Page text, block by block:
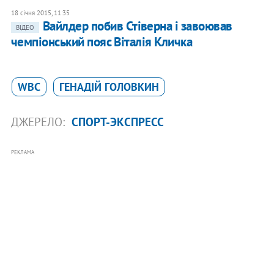
18 січня 2015, 11:35
ВІДЕО
Вайлдер побив Стіверна і завоював
чемпіонський пояс Віталія Кличка
WBC ГЕНАДІЙ ГОЛОВКИН
ДЖЕРЕЛО: СПОРТ-ЭКСПРЕСС
РЕКЛАМА